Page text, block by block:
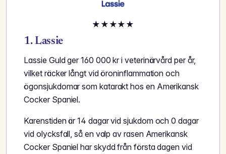
★ ★ ★★ ★
1. Lassie
Lassie Guld ger 160 000 kr i veterinärvård per år,
vilket räcker långt vid öroninflammation och
ögonsjukdomar som katarakt hos en Amerikansk
Cocker Spaniel.
Karenstiden är 14 dagar vid sjukdom och 0 dagar
vid olycksfall, så en valp av rasen Amerikansk
Cocker Spaniel har skydd från första dagen vid